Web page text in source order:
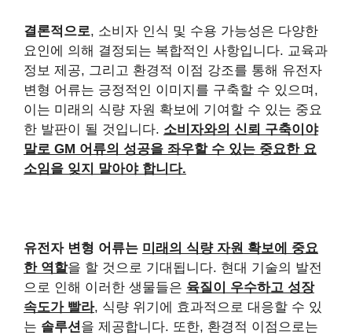
결론적으로, 소비자 인식 및 수용 가능성은 다양한
요인에 의해 결정되는 복합적인 사항입니다. 교육과
정보 제공, 그리고 환경적 이점 강조를 통해 유전자
변형 어류는 긍정적인 이미지를 구축할 수 있으며,
이는 미래의 식량 자원 확보에 기여할 수 있는 중요
한 발판이 될 것입니다. 소비자와의 신뢰 구축이야
말로 GM 어류의 성공을 좌우할 수 있는 중요한 요
소임을 잊지 말아야 합니다.
유전자 변형 어류는 미래의 식량 자원 확보에 중요
한 역할을 할 것으로 기대됩니다. 현대 기술의 발전
으로 인해 이러한 생물들은 육질이 우수하고 성장
속도가 빨라, 식량 위기에 효과적으로 대응할 수 있
는 솔루션을 제공합니다. 또한, 환경적 이점으로는